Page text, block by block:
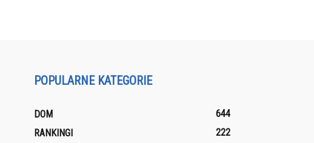
POPULARNE KATEGORIE
DOM
644
RANKINGI
222